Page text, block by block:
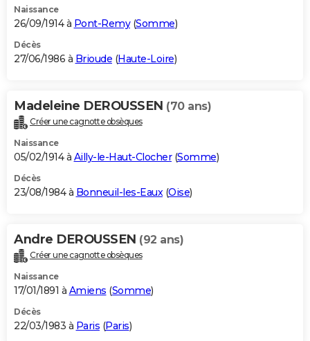
Naissance
26/09/1914 à Pont-Remy(Somme)
Décès
27/06/1986 à Brioude (Haute-Loire)
Madeleine DEROUSSEN (70 ans)
Créer une cagnotte obsèques
Naissance
05/02/1914 à Ailly-le-Haut-Clocher(Somme)
Décès
23/08/1984 à Bonneuil-les-Eaux(Oise)
Andre DEROUSSEN (92 ans)
Créer une cagnotte obsèques
Naissance
17/01/1891 à Amiens (Somme)
Décès
22/03/1983 à Paris (Paris)